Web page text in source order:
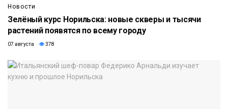
Новости
Зелёный курс Норильска: новые скверы и тысячи
растений появятся по всему городу
07 августа 378